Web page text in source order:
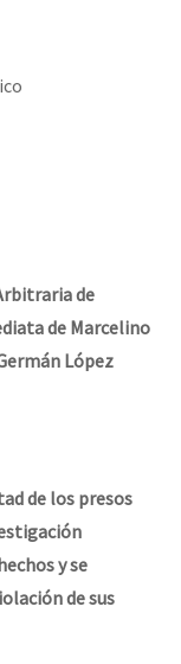
de
de Marcelino
López
de los presos
y se
de sus